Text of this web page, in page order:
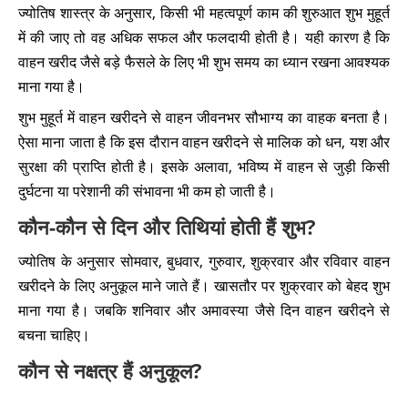
ज्योतिष शास्त्र के अनुसार, किसी भी महत्वपूर्ण काम की शुरुआत शुभ मुहूर्त
में की जाए तो वह अधिक सफल और फलदायी होती है। यही कारण है कि
वाहन खरीद जैसे बड़े फैसले के लिए भी शुभ समय का ध्यान रखना आवश्यक
माना गया है।
शुभ मुहूर्त में वाहन खरीदने से वाहन जीवनभर सौभाग्य का वाहक बनता है।
ऐसा माना जाता है कि इस दौरान वाहन खरीदने से मालिक को धन, यश और
सुरक्षा की प्राप्ति होती है। इसके अलावा, भविष्य में वाहन से जुड़ी किसी
दुर्घटना या परेशानी की संभावना भी कम हो जाती है।
कौन-कौन से दिन और तिथियां होती हैं शुभ?
ज्योतिष के अनुसार सोमवार, बुधवार, गुरुवार, शुक्रवार और रविवार वाहन
खरीदने के लिए अनुकूल माने जाते हैं। खासतौर पर शुक्रवार को बेहद शुभ
माना गया है। जबकि शनिवार और अमावस्या जैसे दिन वाहन खरीदने से
बचना चाहिए।
कौन से नक्षत्र हैं अनुकूल?